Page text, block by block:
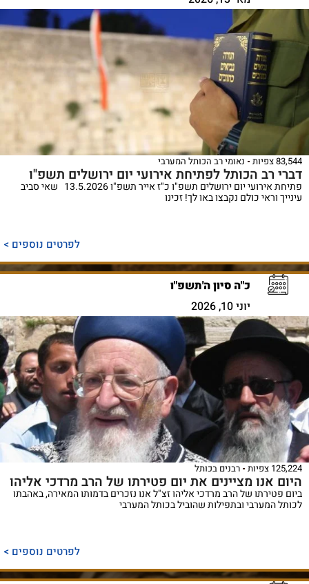
83,544 צפיות נאומי רב הכותל המערבי
דברי רב הכותל לפתיחת אירועי יום ירושלים תשפ"ו
פתיחת אירועי יום ירושלים תשפ"ו כ"ז אייר תשפ"ו 13.5.2026 שאי סביב
עינייך וראי כולם נקבצו באו לך! זכינו
לפרטים נוספים >
כ"ה סיון ה'תשפ"ו
יוני 10, 2026
125,224 צפיות רבנים בכותל
היום אנו מציינים את יום פטירתו של הרב מרדכי אליהו
ביום פטירתו של הרב מרדכי אליהו זצ"ל אנו נזכרים בדמותו המאירה, באהבתו
לכותל המערבי ובתפילות שהוביל בכותל המערבי
לפרטים נוספים >